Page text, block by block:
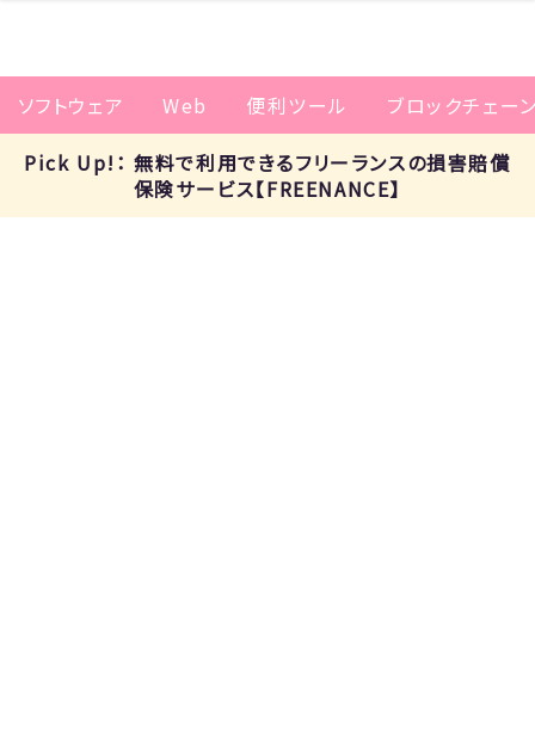
ソフトウェア Web 便利ツール
ブロックチェー
Pick Up!： 無料で利用できるフリーランスの損害賠償
保険サービス【FREENANCE】